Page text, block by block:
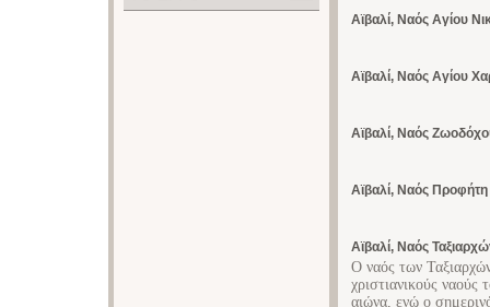
Αϊβαλί, Ναός Αγίου
Αϊβαλί, Ναός Αγίου
Αϊβαλί, Ναός
Αϊβαλί, Ναός Προφήτη
Αϊβαλί, Ναός
Ο ναός των
χριστιανικούς
αιώνα, ενώ ο